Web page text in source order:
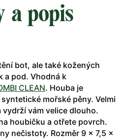
a popis
bot, ale také kožených
a pod. Vhodná k
CLEAN. Houba je
mořské pěny. Velmi
vydrží vám velice dlouho.
houbičku a otřete povrch.
nečistoty. Rozměr 9 x 7,5 x